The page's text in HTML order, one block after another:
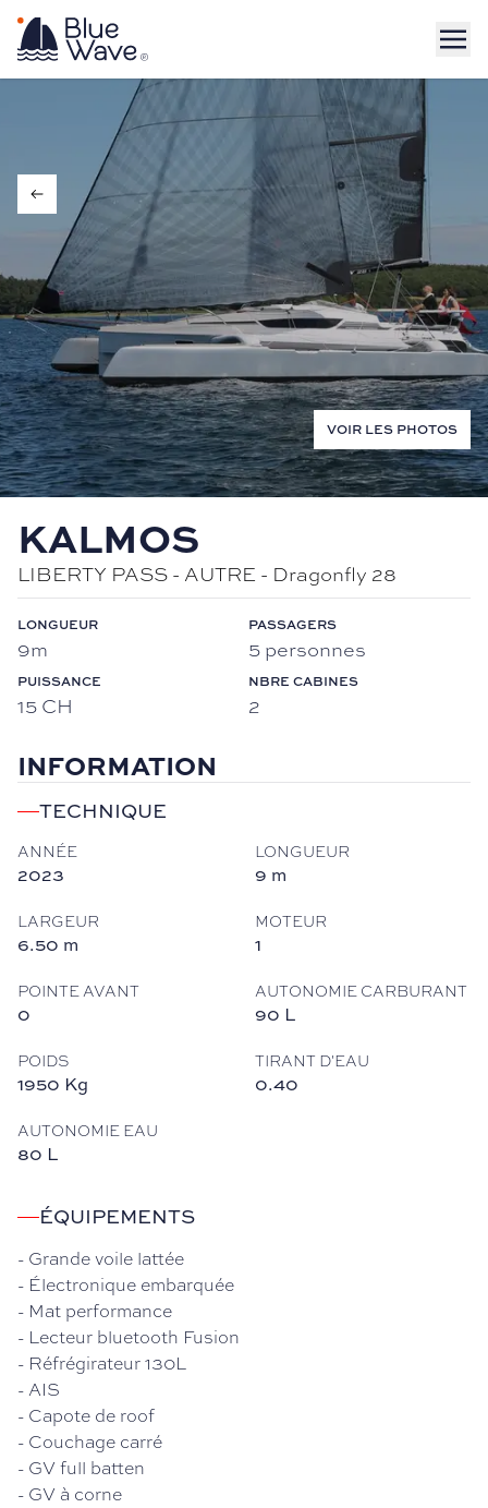
VOIR LES PHOTOS
KALMOS
LIBERTY PASS - AUTRE - Dragonfly 28
LONGUEUR
9m
PASSAGERS
5 personnes
PUISSANCE
15 CH
NBRE CABINES
2
INFORMATION
TECHNIQUE
ANNÉE
2023
LONGUEUR
9 m
LARGEUR
6.50 m
MOTEUR
1
POINTE AVANT
0
AUTONOMIE CARBURANT
90 L
POIDS
1950 Kg
TIRANT D'EAU
0.40
AUTONOMIE EAU
80 L
ÉQUIPEMENTS
- Grande voile lattée
- Électronique embarquée
- Mat performance
- Lecteur bluetooth Fusion
- Réfrégirateur 130L
- AIS
- Capote de roof
- Couchage carré
- GV full batten
- GV à corne